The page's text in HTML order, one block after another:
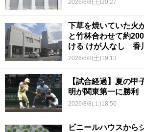
2026/8/8(土)20:27
下草を焼いていた
と竹林合わせて約
ける けが人なし 香
2026/8/8(土)19:13
【試合経過】夏の
明が関東第一に勝利
2026/8/8(土)18:50
ビニールハウスから